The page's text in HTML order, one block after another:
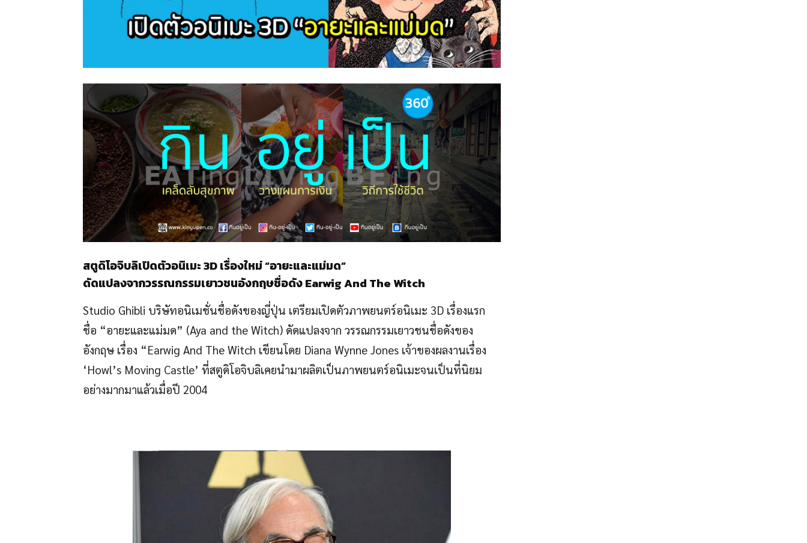
สตูดิโอจิบลิเปิดตัวอนิเมะ 3Dเรื่องใหม่ “อายะและแม่มด”
ดัดแปลงจากวรรณกรรมเยาวชนอังกฤษชื่อดัง Earwig And The Witch
Studio Ghibli บริษัทอนิเมชั่นชื่อดังของญี่ปุ่น เตรียมเปิดตัวภาพยนตร์อนิเมะ 3D เรื่องแรก
ชื่อ “อายะและแม่มด” (Aya and the Witch) ดัดแปลงจาก วรรณกรรมเยาวชนชื่อดังของ
อังกฤษ เรื่อง “Earwig And The Witch เขียนโดย Diana Wynne Jones เจ้าของผลงานเรื่อง
‘Howl’s Moving Castle’ ที่สตูดิโอจิบลิเคยนำมาผลิตเป็นภาพยนตร์อนิเมะจนเป็นที่นิยม
อย่างมากมาแล้วเมื่อปี 2004